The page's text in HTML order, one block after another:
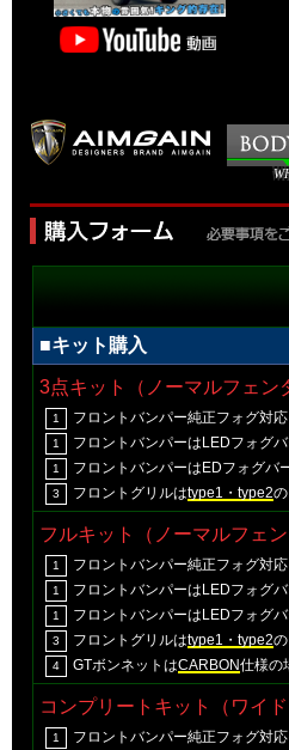
■キット購入
3点キット（ノーマルフェン
1 フロントバンパー純正フォグ対
1 フロントバンパーはLEDフォグ
1 フロントバンパーはEDフォグバ
3 フロントグリルはtype1・type2
フルキット（ノーマルフェン
1 フロントバンパー純正フォグ対
1 フロントバンパーはLEDフォグ
1 フロントバンパーはLEDフォグ
3 フロントグリルはtype1・type2
4 GTボンネットはCARBON仕様の
コンプリートキット（ワイ
1 フロントバンパー純正フォグ対